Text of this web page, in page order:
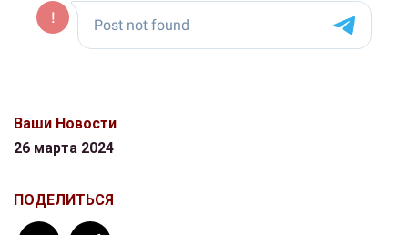
Ваши Новости
26 марта 2024
ПОДЕЛИТЬСЯ